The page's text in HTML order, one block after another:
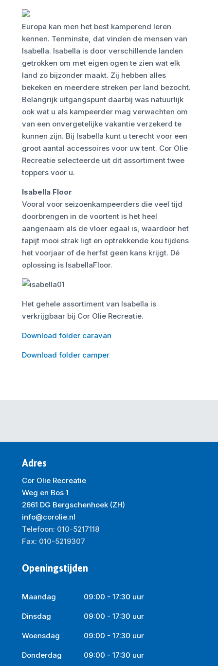
Europa kan men het best kamperend leren
kennen. Tenminste, dat vinden de mensen van
Isabella. Isabella is door verschillende landen
getrokken om met eigen ogen te zien wat elk
land zo bijzonder maakt. Zij hebben alles
bekeken en meerdere streken per land bezocht.
Belangrijk uitgangspunt daarbij was natuurlijk
ook wat u als kampeerder mag verwachten om
van een onvergetelijke vakantie verzekerd te
kunnen zijn. Bij Isabella kunt u terecht voor een
groot aantal accessoires voor uw tent. Cor Olie
Recreatie selecteerde uit dit assortiment twee
toppers voor u.
Isabella Floor
Vooral voor seizoenkampeerders die veel tijd
doorbrengen in de voortent is het heel
aangenaam als de vloer egaal is, waardoor het
tapijt mooi strak ligt en optrekkende kou tijdens
het voorjaar of de herfst geen kans krijgt. Dé
oplossing is IsabellaFloor.
Het gehele assortiment van Isabella is
verkrijgbaar bij Cor Olie Recreatie.
Download folder caravan
Download folder camper
Adres
Cor Olie Recreatie
Weg en Bos 1
2661 DG Bergschenhoek (ZH)
info@corolie.nl
Telefoon: 010-5217118
Fax: 010-5219307
Openingstijden
Maandag 09:00 - 17:30 uur
Dinsdag 09:00 - 17:30 uur
Woensdag 09:00 - 17:30 uur
Donderdag 09:00 - 17:30 uur